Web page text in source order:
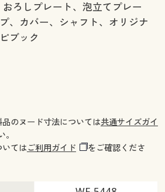
ろしプレート、泡立てプレー
、カバー、シャフト、オリジナ
ブック
のヌード寸法については共通サイズガイ
てはご利用ガイド
をご確認くださ